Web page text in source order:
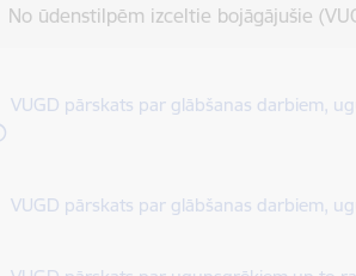
No ūdenstilpēm izceltie bojāgājušie
VUGD pārskats par glābšanas darbiem,
VUGD pārskats par glābšanas darbiem,